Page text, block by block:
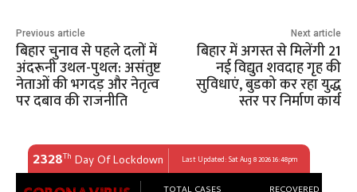
Previous article
बिहार चुनाव से पहले दलों में
अंदरूनी उथल-पुथल: असंतुष्ट
नेताओं की भगदड़ और नेतृत्व
पर दबाव की राजनीति
Next article
बिहार में अगस्त से मिलेंगी 21
नई विद्युत शवदाह गृह की
सुविधाएं, बुडको कर रहा युद्ध
स्तर पर निर्माण कार्य